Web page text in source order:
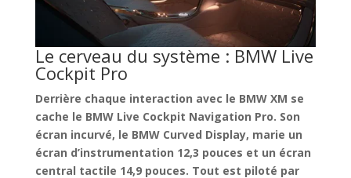
Le cerveau du système : BMW Live
Cockpit Pro
Derrière chaque interaction avec le BMW XM se
cache le BMW Live Cockpit Navigation Pro. Son
écran incurvé, le BMW Curved Display, marie un
écran d’instrumentation 12,3 pouces et un écran
central tactile 14,9 pouces. Tout est piloté par